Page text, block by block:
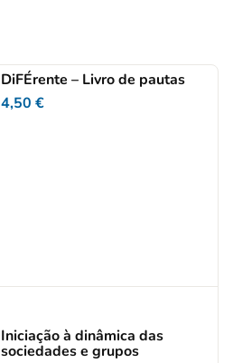
DiFÉrente – Livro de pautas
4,50 €
Iniciação à dinâmica das
sociedades e grupos